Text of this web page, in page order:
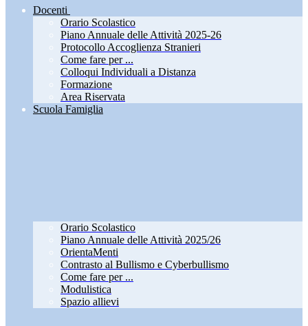
Docenti
Orario Scolastico
Piano Annuale delle Attività 2025-26
Protocollo Accoglienza Stranieri
Come fare per ...
Colloqui Individuali a Distanza
Formazione
Area Riservata
Scuola Famiglia
Orario Scolastico
Piano Annuale delle Attività 2025/26
OrientaMenti
Contrasto al Bullismo e Cyberbullismo
Come fare per ...
Modulistica
Spazio allievi